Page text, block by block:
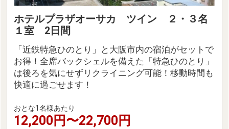
ホテルプラザオーサカ ツイン ２・３名
１室 2日間
「近鉄特急ひのとり」と大阪市内の宿泊がセットで
お得！全席バックシェルを備えた「特急ひのとり」
は後ろを気にせずリクライニング可能！移動時間も
快適に過ごせます！
おとな1名様あたり
12,200円〜22,700円